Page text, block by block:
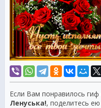
Если Вам понравилось гиф
Ленуська!, поделитесь